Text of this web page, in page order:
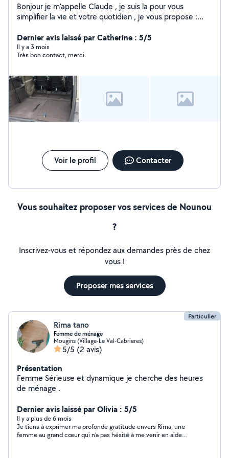
Bonjour je m'appelle Claude , je suis la pour vous
simplifier la vie et votre quotidien , je vous propose :
maison / villa / appartement Garde de chiens Merci de
m'avoir lue et à bientôt :) Voici mon numéro de
téléphone : 0613200727
Dernier avis laissé par Catherine : 5/5
Il y a 3 mois
Très bon contact, merci
Voir le profil Contacter
Vous souhaitez proposer vos services de Nounou
?
Inscrivez-vous et répondez aux demandes près de chez
vous !
Proposer mes services
Particulier
Rima tano
Femme de ménage
Mougins (Village-Le Val-Cabrieres)
5/5 (2 avis)
Présentation
Femme Sérieuse et dynamique je cherche des heures
de ménage .
Dernier avis laissé par Olivia : 5/5
Il y a plus de 6 mois
Je tiens à exprimer ma profonde gratitude envers Rima, une
femme au grand cœur qui n’a pas hésité à me venir en aide